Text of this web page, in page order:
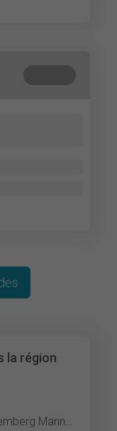
la région
Duale Hochschule Baden-Württemberg Mannheim